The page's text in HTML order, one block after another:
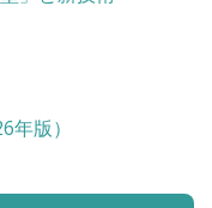
版）